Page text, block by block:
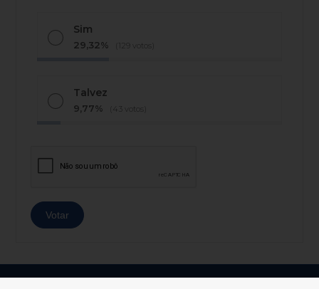
Sim
29,32% (129 votos)
Talvez
9,77% (43 votos)